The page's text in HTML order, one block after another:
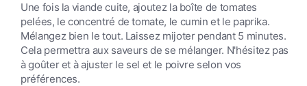
Une fois la viande cuite, ajoutez la boîte de tomates
pelées, le concentré de tomate, le cumin et le paprika.
Mélangez bien le tout. Laissez mijoter pendant 5 minutes.
Cela permettra aux saveurs de se mélanger. N'hésitez pas
à goûter et à ajuster le sel et le poivre selon vos
préférences.